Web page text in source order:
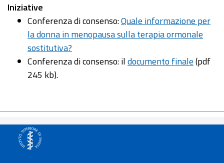
Iniziative
Conferenza di consenso:Quale informazione per
la donna in menopausa sulla terapia ormonale
sostitutiva?
Conferenza di consenso: ildocumento finale(pdf
245 kb).